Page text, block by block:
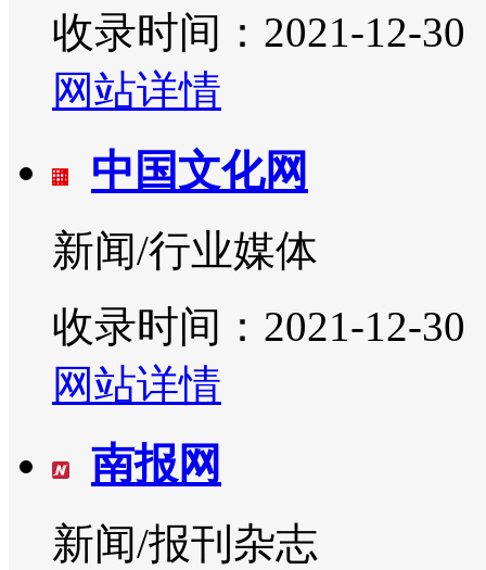
收录时间：2021-12-30
网站详情
中国文化网
新闻/行业媒体
收录时间：2021-12-30
网站详情
南报网
新闻/报刊杂志